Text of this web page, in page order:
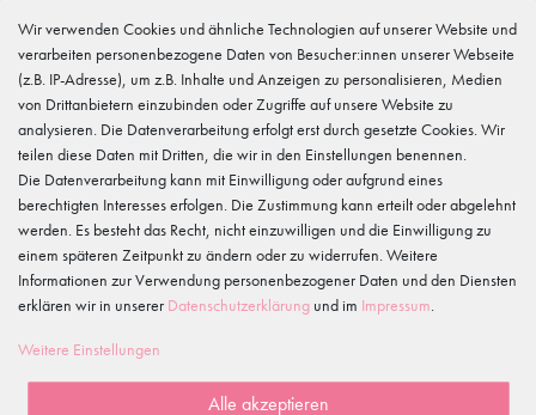
033606-779250
Hersteller
Gewerbeparkring 2, 15299 Müllrose, Deutschland
service@tanzmuster.de
033606-779250
Merkmale
Kundenrezensionen
5
4
Wir verwenden Cookies und ähnliche Technologien auf unserer Website und
verarbeiten personenbezogene Daten von Besucher:innen unserer Webseite
(z.B. IP-Adresse), um z.B. Inhalte und Anzeigen zu personalisieren, Medien
von Drittanbietern einzubinden oder Zugriffe auf unsere Website zu
analysieren. Die Datenverarbeitung erfolgt erst durch gesetzte Cookies. Wir
teilen diese Daten mit Dritten, die wir in den Einstellungen benennen.
Die Datenverarbeitung kann mit Einwilligung oder aufgrund eines
berechtigten Interesses erfolgen. Die Zustimmung kann erteilt oder abgelehnt
werden. Es besteht das Recht, nicht einzuwilligen und die Einwilligung zu
einem späteren Zeitpunkt zu ändern oder zu widerrufen. Weitere
Informationen zur Verwendung personenbezogener Daten und den Diensten
erklären wir in unserer Daten­schutz­erklärung und im Impressum
Weitere Einstellungen
Alle akzeptieren